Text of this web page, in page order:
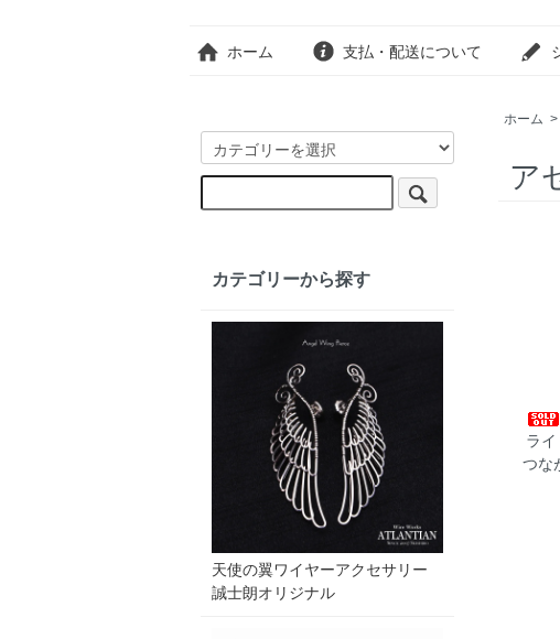
ホーム 支払・配送について
ホーム >
ア
ライ
つな
カテゴリーから探す
天使の翼ワイヤーアクセサリー
誠士朗オリジナル